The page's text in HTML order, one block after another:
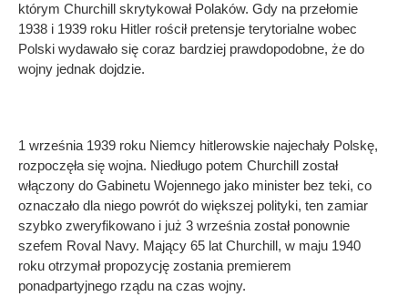
którym Churchill skrytykował Polaków. Gdy na przełomie
1938 i 1939 roku Hitler rościł pretensje terytorialne wobec
Polski wydawało się coraz bardziej prawdopodobne, że do
wojny jednak dojdzie.
1 września 1939 roku Niemcy hitlerowskie najechały Polskę,
rozpoczęła się wojna. Niedługo potem Churchill został
włączony do Gabinetu Wojennego jako minister bez teki, co
oznaczało dla niego powrót do większej polityki, ten zamiar
szybko zweryfikowano i już 3 września został ponownie
szefem Roval Navy. Mający 65 lat Churchill, w maju 1940
roku otrzymał propozycję zostania premierem
ponadpartyjnego rządu na czas wojny.